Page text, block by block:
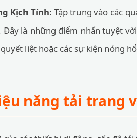
Kịch Tính: Tập trung vào các
Đây là những điểm nhấn tuyệt
liệt hoặc các sự kiện nóng
năng tải trang